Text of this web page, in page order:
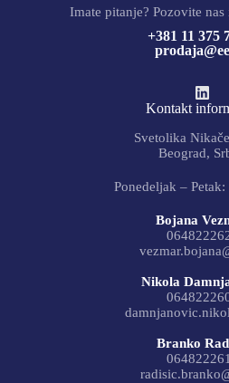
Imate pitanje? Pozovite
+381 11 375
Kontakt
Svetolika
Beograd,
Ponedeljak –
Bojana
Nikola
Branko